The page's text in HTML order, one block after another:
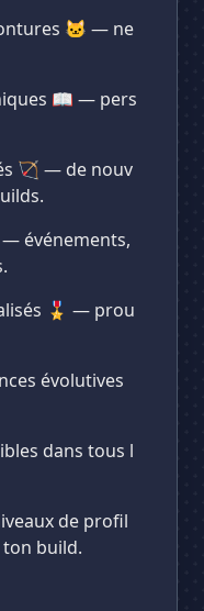
🐱 — ne
📖 — pers
🏹 — de nouv
— événements,
🎖️ — prou
évolutives
dans tous l
de profil
build.